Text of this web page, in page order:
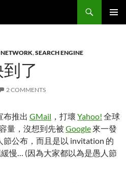
NETWORK,SEARCH ENGINE
了
2 COMMENTS
布推出 GMail ，打壞 Yahoo! 全球
量，沒想到先被 Google 來一發
公布，而且是以 invitation 的
慢… (因為大家都以為是愚人節